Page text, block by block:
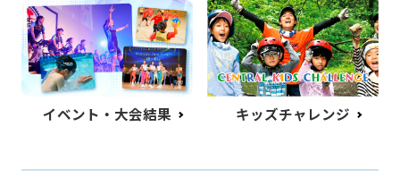
イベント・大会結果 キッズチャレンジ